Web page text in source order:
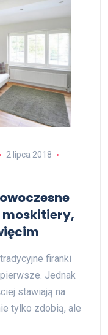
2 lipca 2018
moskitiery,
firanki
Jednak
stawiają na
tylko zdobią, ale